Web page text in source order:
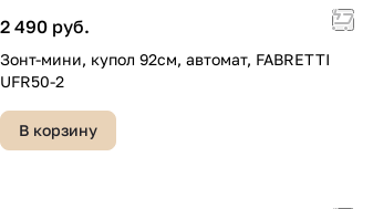
2 490 руб.
Зонт-мини, купол 92см, автомат, FABRETTI
UFR50-2
В корзину